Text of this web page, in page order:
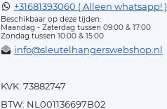
+31681393060 ( Alleen whatsapp! )
Beschikbaar op deze tijden:
Maandag - Zaterdag tussen 09:00 & 17:00
Zondag tussen 10:00 & 15:00
info@sleutelhangerswebshop.nl
KVK: 73882747
BTW: NL001136697B02